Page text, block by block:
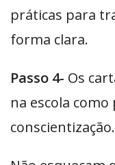
práticas para
forma clara.
Passo 4- Os
na escola
conscientização.